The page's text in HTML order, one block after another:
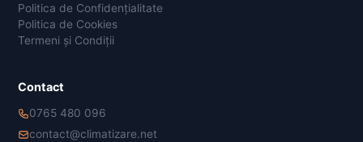
Politica de Confidențialitate
Politica de Cookies
Termeni și Condiții
Contact
0765 480 096
contact@climatizare.net